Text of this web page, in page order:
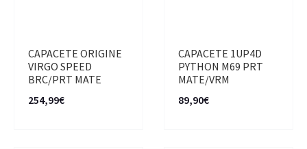
CAPACETE ORIGINE
VIRGO SPEED
BRC/PRT MATE
254,99€
CAPACETE 1UP4D
PYTHON M69 PRT
MATE/VRM
89,90€